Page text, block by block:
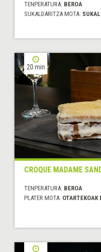
TENPERATURA: BEROA
SUKALDARITZA MOTA:
20 min
CROQUE MADAME
TENPERATURA: BEROA
PLATER MOTA: